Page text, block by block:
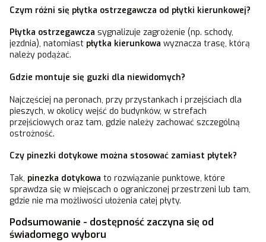
Czym różni się płytka ostrzegawcza od płytki kierunkowej?
Płytka ostrzegawcza sygnalizuje zagrożenie (np. schody,
jezdnia), natomiast płytka kierunkowa wyznacza trasę, którą
należy podążać.
Gdzie montuje się guzki dla niewidomych?
Najczęściej na peronach, przy przystankach i przejściach dla
pieszych, w okolicy wejść do budynków, w strefach
przejściowych oraz tam, gdzie należy zachować szczególną
ostrożność.
Czy pinezki dotykowe można stosować zamiast płytek?
Tak, pinezka dotykowa to rozwiązanie punktowe, które
sprawdza się w miejscach o ograniczonej przestrzeni lub tam,
gdzie nie ma możliwości ułożenia całej płyty.
Podsumowanie - dostępność zaczyna się od
świadomego wyboru